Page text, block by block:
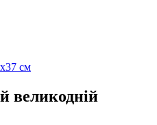
см
великодній